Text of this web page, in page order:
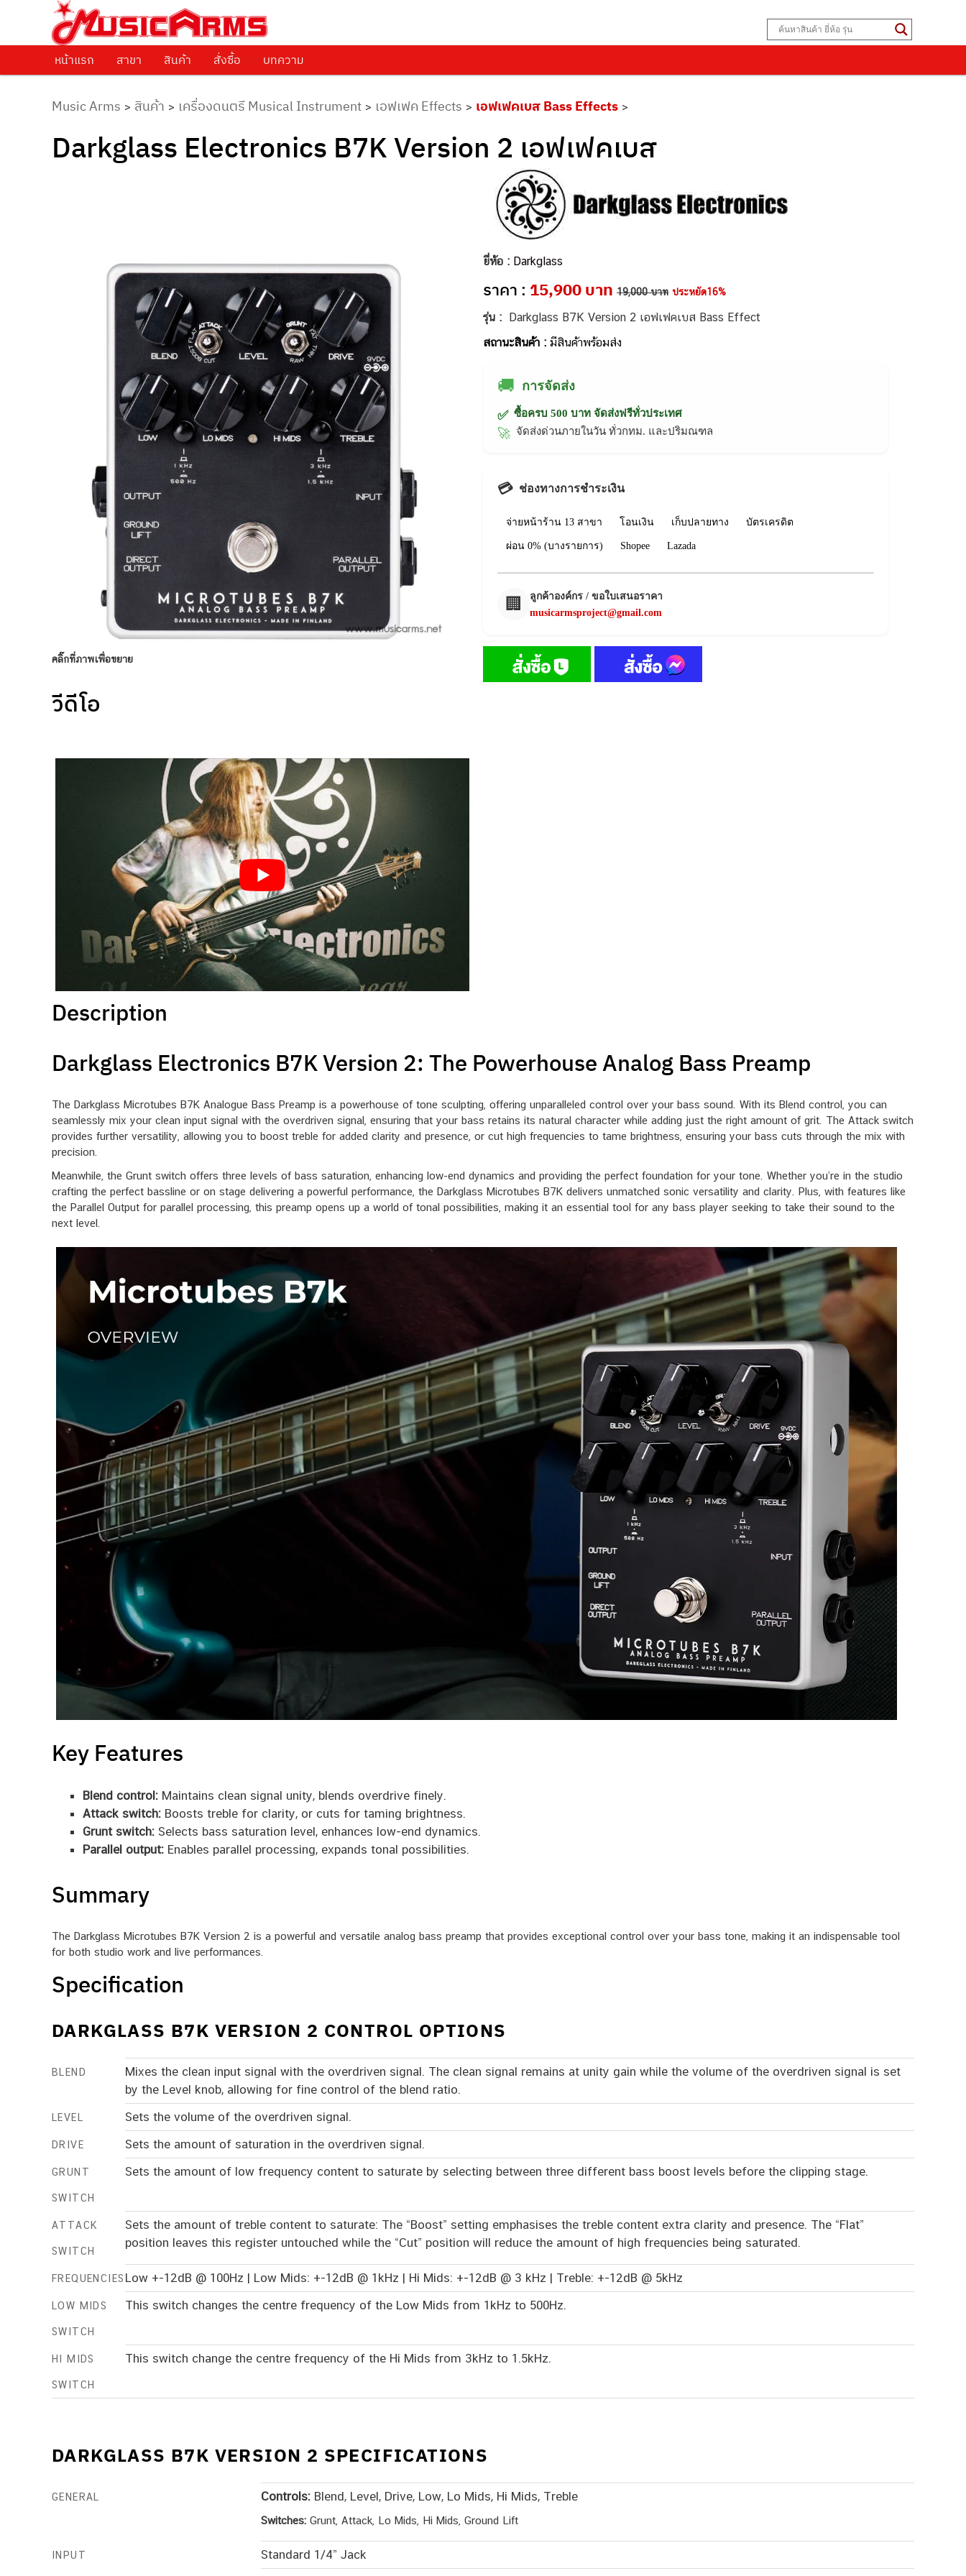
Music Arms
ศูนย์รวมครื่องดนตรีทุกชนิด ตั้งแต่เริ่มต้นถึงมืออาชีพ
Skip to primary content
หน้าแรก สาขา สินค้า สั่งซื้อ บทความ
Music Arms > สินค้า > เครื่องดนตรี Musical Instrument > เอฟเฟค Effects > เอฟเฟคเบส Bass Effects >
Darkglass Electronics B7K Version 2 เอฟเฟคเบส
คลิ๊กที่ภาพเพื่อขยาย
ยี่ห้อ : Darkglass
ราคา : 15,900 บาท 19,000 บาท ประหยัด16%
รุ่น : Darkglass B7K Version 2 เอฟเฟคเบส Bass Effect
สถานะสินค้า : มีสินค้าพร้อมส่ง
🚚 การจัดส่ง
✅ ซื้อครบ 500 บาท จัดส่งฟรีทั่วประเทศ
🚀 จัดส่งด่วนภายในวัน ทั่วกทม. และปริมณฑล
💳 ช่องทางการชำระเงิน
จ่ายหน้าร้าน 13 สาขา โอนเงิน เก็บปลายทาง บัตรเครดิต
ผ่อน 0% (บางรายการ) Shopee Lazada
🏢
ลูกค้าองค์กร / ขอใบเสนอราคา
musicarmsproject@gmail.com
วีดีโอ
Description
Darkglass Electronics B7K Version 2: The Powerhouse Analog Bass Preamp
The Darkglass Microtubes B7K Analogue Bass Preamp is a powerhouse of tone sculpting, offering unparalleled control over your bass sound. With its Blend control, you can
seamlessly mix your clean input signal with the overdriven signal, ensuring that your bass retains its natural character while adding just the right amount of grit. The Attack switch
provides further versatility, allowing you to boost treble for added clarity and presence, or cut high frequencies to tame brightness, ensuring your bass cuts through the mix with
precision.
Meanwhile, the Grunt switch offers three levels of bass saturation, enhancing low-end dynamics and providing the perfect foundation for your tone. Whether you’re in the studio
crafting the perfect bassline or on stage delivering a powerful performance, the Darkglass Microtubes B7K delivers unmatched sonic versatility and clarity. Plus, with features like
the Parallel Output for parallel processing, this preamp opens up a world of tonal possibilities, making it an essential tool for any bass player seeking to take their sound to the
next level.
Key Features
Blend control:Maintains clean signal unity, blends overdrive finely.
Attack switch:Boosts treble for clarity, or cuts for taming brightness.
Grunt switch:Selects bass saturation level, enhances low-end dynamics.
Parallel output:Enables parallel processing, expands tonal possibilities.
Summary
The Darkglass Microtubes B7K Version 2 is a powerful and versatile analog bass preamp that provides exceptional control over your bass tone, making it an indispensable tool
for both studio work and live performances.
Specification
DARKGLASS B7K VERSION 2 CONTROL OPTIONS
BLEND
Mixes the clean input signal with the overdriven signal. The clean signal remains at unity gain while the volume of the overdriven signal is set
by the Level knob, allowing for fine control of the blend ratio.
LEVEL Sets the volume of the overdriven signal.
DRIVE Sets the amount of saturation in the overdriven signal.
GRUNT
SWITCH
Sets the amount of low frequency content to saturate by selecting between three different bass boost levels before the clipping stage.
ATTACK
SWITCH
Sets the amount of treble content to saturate: The “Boost” setting emphasises the treble content extra clarity and presence. The “Flat”
position leaves this register untouched while the “Cut” position will reduce the amount of high frequencies being saturated.
FREQUENCIES Low +-12dB @ 100Hz | Low Mids: +-12dB @ 1kHz | Hi Mids: +-12dB @ 3 kHz | Treble: +-12dB @ 5kHz
LOW MIDS
SWITCH
This switch changes the centre frequency of the Low Mids from 1kHz to 500Hz.
HI MIDS
SWITCH
This switch change the centre frequency of the Hi Mids from 3kHz to 1.5kHz.
DARKGLASS B7K VERSION 2 SPECIFICATIONS
GENERAL Controls: Blend, Level, Drive, Low, Lo Mids, Hi Mids, Treble
Switches: Grunt, Attack, Lo Mids, Hi Mids, Ground Lift
INPUT
Standard 1/4” Jack